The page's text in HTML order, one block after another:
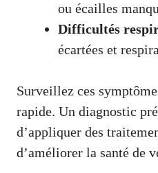
ou écailles
Difficultés
écartées et
Surveillez ces
rapide. Un diagnostic
d’appliquer des
d’améliorer la santé de